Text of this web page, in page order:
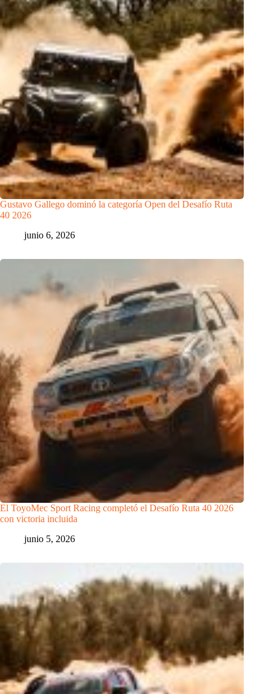
Gustavo Gallego dominó la categoría Open del Desafío Ruta
40 2026
junio 6, 2026
El ToyoMec Sport Racing completó el Desafío Ruta 40 2026
con victoria incluida
junio 5, 2026